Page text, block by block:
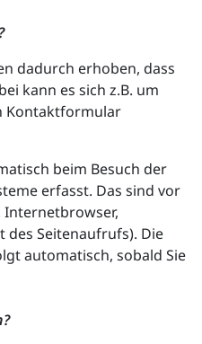
dadurch erhoben, dass
kann es sich z.B. um
Kontaktformular
beim Besuch der
erfasst. Das sind vor
Internetbrowser,
des Seitenaufrufs). Die
automatisch, sobald Sie